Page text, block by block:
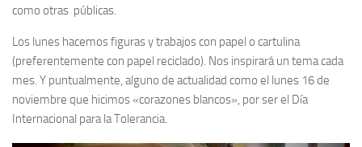
como otras públicas.
Los lunes hacemos figuras y trabajos con papel o cartulina
(preferentemente con papel reciclado). Nos inspirará un tema cada
mes. Y puntualmente, alguno de actualidad como el lunes 16 de
noviembre que hicimos «corazones blancos», por ser el Día
Internacional para la Tolerancia.